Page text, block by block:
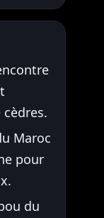
Maroc
pour
du